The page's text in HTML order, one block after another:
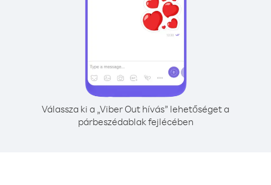
Válassza ki a „Viber Out hívás” lehetőséget a
párbeszédablak fejlécében